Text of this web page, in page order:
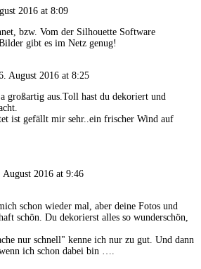
2016 at 8:09
bzw. Vom der Silhouette Software
gibt es im Netz genug!
August 2016 at 8:25
großartig aus.Toll hast du dekoriert und
ist gefällt mir sehr..ein frischer Wind auf
August 2016 at 9:46
schon wieder mal, aber deine Fotos und
schön. Du dekorierst alles so wunderschön,
nur schnell" kenne ich nur zu gut. Und dann
ich schon dabei bin ….